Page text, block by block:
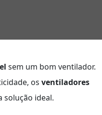
sem um bom ventilador.
os ventiladores
solução ideal.